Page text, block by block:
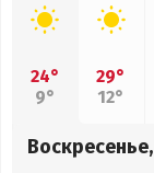
24°
9°
29°
12°